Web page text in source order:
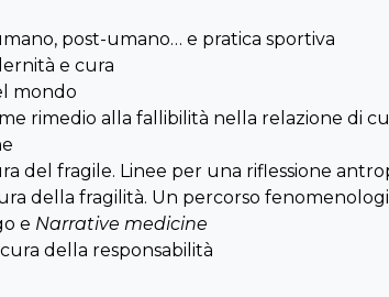
post-umano… e pratica sportiva
e cura
mondo
rimedio alla fallibilità nella relazione di
del fragile. Linee per una riflessione
della fragilità. Un percorso
e Narrative medicine
della responsabilità